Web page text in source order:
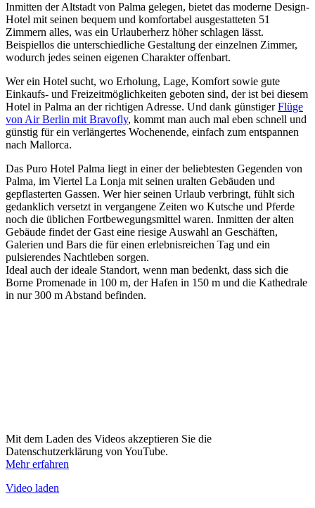
Inmitten der Altstadt von Palma gelegen, bietet das moderne Design-
Hotel mit seinen bequem und komfortabel ausgestatteten 51
Zimmern alles, was ein Urlauberherz höher schlagen lässt.
Beispiellos die unterschiedliche Gestaltung der einzelnen Zimmer,
wodurch jedes seinen eigenen Charakter offenbart.
Wer ein Hotel sucht, wo Erholung, Lage, Komfort sowie gute
Einkaufs- und Freizeitmöglichkeiten geboten sind, der ist bei diesem
Hotel in Palma an der richtigen Adresse. Und dank günstigerFlüge
von Air Berlin mit Bravofly, kommt man auch mal eben schnell und
günstig für ein verlängertes Wochenende, einfach zum entspannen
nach Mallorca.
Das Puro Hotel Palma liegt in einer der beliebtesten Gegenden von
Palma, im Viertel La Lonja mit seinen uralten Gebäuden und
gepflasterten Gassen. Wer hier seinen Urlaub verbringt, fühlt sich
gedanklich versetzt in vergangene Zeiten wo Kutsche und Pferde
noch die üblichen Fortbewegungsmittel waren. Inmitten der alten
Gebäude findet der Gast eine riesige Auswahl an Geschäften,
Galerien und Bars die für einen erlebnisreichen Tag und ein
pulsierendes Nachtleben sorgen.
Ideal auch der ideale Standort, wenn man bedenkt, dass sich die
Borne Promenade in 100 m, der Hafen in 150 m und die Kathedrale
in nur 300 m Abstand befinden.
Mit dem Laden des Videos akzeptieren Sie die
Datenschutzerklärung von YouTube.
Mehr erfahren
Video laden